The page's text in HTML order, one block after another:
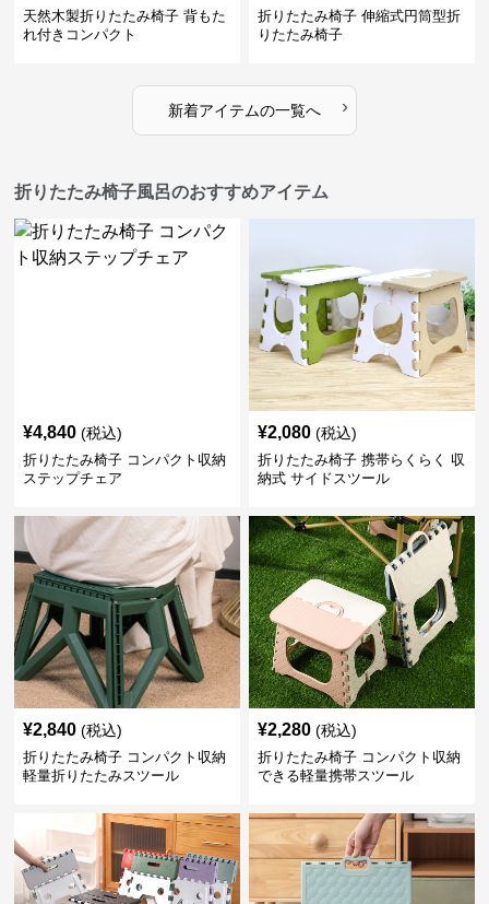
天然木製折りたたみ椅子 背もた
れ付きコンパクト
折りたたみ椅子 伸縮式円筒型折
りたたみ椅子
新着アイテムの一覧へ ›
折りたたみ椅子風呂のおすすめアイテム
¥4,840 (税込)
折りたたみ椅子 コンパクト収納
ステップチェア
¥2,080 (税込)
折りたたみ椅子 携帯らくらく 収
納式 サイドスツール
¥2,840 (税込)
折りたたみ椅子 コンパクト収納
軽量折りたたみスツール
¥2,280 (税込)
折りたたみ椅子 コンパクト収納
できる軽量携帯スツール